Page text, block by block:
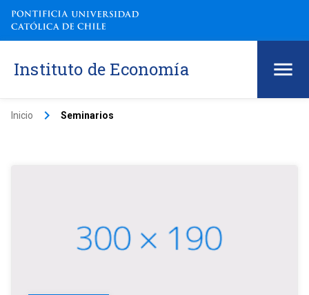
Instituto de Economía
Inicio keyboard_arrow_right Seminarios